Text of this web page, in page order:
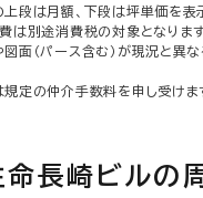
段は月額、下段は坪単価を表示
は別途消費税の対象となります
面（パース含む）が現況と異
定の仲介手数料を申し受けま
命長崎ビルの